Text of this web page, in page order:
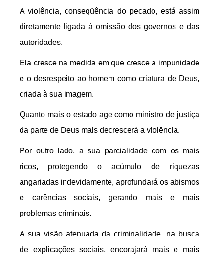
A violência, conseqüência do pecado, está assim
diretamente ligada à omissão dos governos e das
autoridades.
Ela cresce na medida em que cresce a impunidade
e o desrespeito ao homem como criatura de Deus,
criada à sua imagem.
Quanto mais o estado age como ministro de justiça
da parte de Deus mais decrescerá a violência.
Por outro lado, a sua parcialidade com os mais
ricos, protegendo o acúmulo de riquezas
angariadas indevidamente, aprofundará os abismos
e carências sociais, gerando mais e mais
problemas criminais.
A sua visão atenuada da criminalidade, na busca
de explicações sociais, encorajará mais e mais